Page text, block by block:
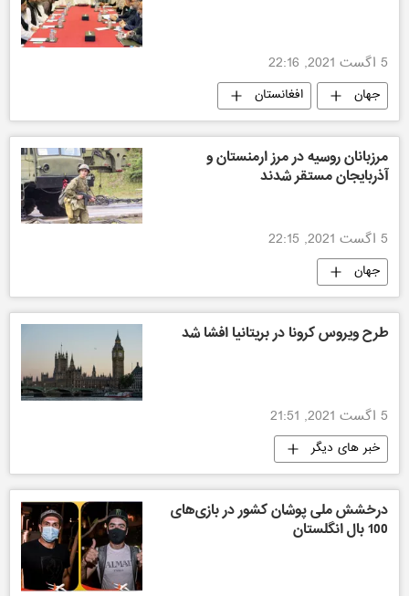
5 اگست 2021, 22:16
جهان افغانستان
مرزبانان روسیه در مرز ارمنستان و
آذربایجان مستقر شدند
5 اگست 2021, 22:15
جهان
طرح ویروس کرونا در بریتانیا افشا شد
5 اگست 2021, 21:51
خبر های دیگر
درخشش ملی پوشان کشور در بازی‌های
100 بال انگلستان